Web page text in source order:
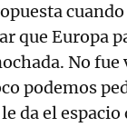
que Europa
No
podemos
da el